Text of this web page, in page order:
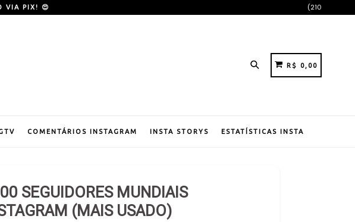
VIA PIX! 😍 (210
Pesquisar
CARRINHO
CARRINHO
R$ 0,00
COMENTÁRIOS INSTAGRAM INSTA STORYS ESTATÍSTICAS INSTA
SEGUIDORES MUNDIAIS
(MAIS USADO)